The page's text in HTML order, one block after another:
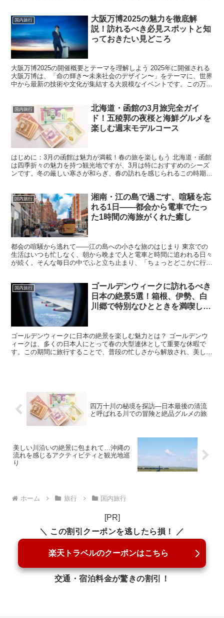
国内旅行
大阪万博2025の魅力を徹底解
説！訪れるべき必見スポットと知
っておきたい見どころ
大阪万博2025の開催概要とテーマを理解しよう 2025年に開催される
大阪万博は、「命の輝き〜未来社会のデザイン〜」をテーマに、世界
中から最新の技術や文化が集結する大規模なイベントです。この万博
国内旅行
北海道・函館の3月旅完全ガイ
ド！五稜郭の夜桜と海鮮グルメを
楽しむ週末モデルコース
はじめに：3月の函館は魅力が満載！春の旅を楽しもう 北海道・函館
は四季折々の魅力を持つ観光地ですが、3月は特におすすめのシーズ
ンです。冬の厳しい寒さが和らぎ、春の訪れを感じられるこの時期に
国内旅行
湘南・江の島で過ごす、喧騒を忘
れる1日――都会から電車でたっ
た1時間の海旅がくれた癒し
都会の喧騒から逃れて――江の島への小さな旅のはじまり 東京での
生活はいつも忙しなく、朝から晩まで人と電車と時間に追われる日々
が続く。そんな毎日の中でふと立ち止まり、「ちょっとどこかに行き
国内旅行
ゴールデンウィークに訪れるべき
日本の絶景5選！箱根、伊勢、白
川郷で特別なひとときを満喫しよ
ゴールデンウィークに日本の絶景を楽しむ魅力とは？ ゴールデンウ
ィークは、多くの日本人にとって春の大型連休として重要な休暇で
す。この期間に旅行することで、普段の忙しさから解放され、美しい
四万十川の秘境を探訪―日本最後の清流
と呼ばれる川での冒険と絶品グルメの旅
美しい川沿いの絶景に包まれて…沖縄の
流れを感じるアクティビティと観光地巡
り
ホーム 旅行 国内旅行
[PR]
＼ この割引クーポンを逃したら損！ ／
楽天トラベルのクーポンはこちら
交通・宿泊料金が驚きの割引！